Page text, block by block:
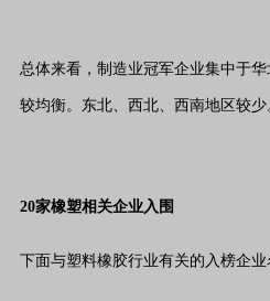
总体来看，制造业冠军企业集中于
较均衡。东北、西北、西南地区较少
20家橡塑相关企业入围
下面与塑料橡胶行业有关的入榜企业